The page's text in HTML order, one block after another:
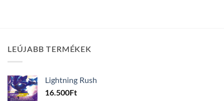
LEÚJABB TERMÉKEK
Lightning Rush
16.500Ft